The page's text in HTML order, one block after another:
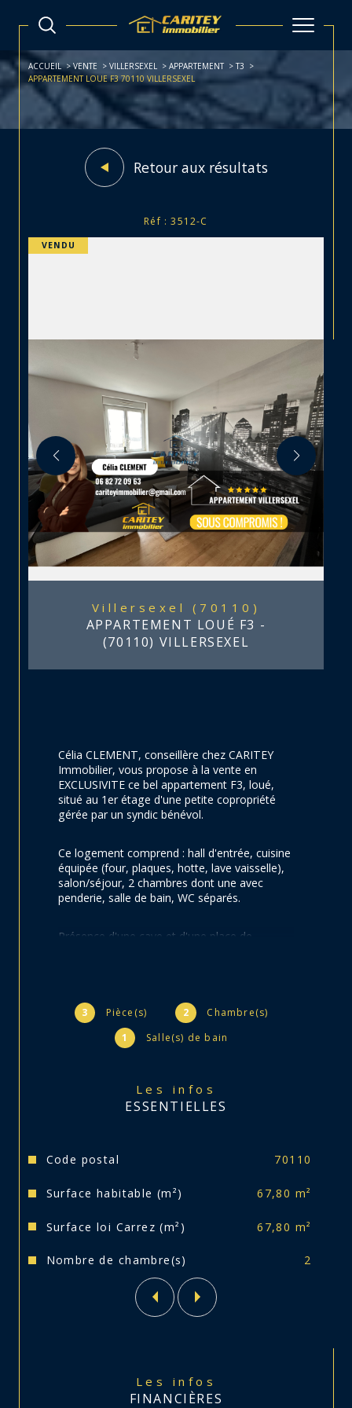
ACCUEIL VENTE VILLERSEXEL APPARTEMENT
T3
APPARTEMENT LOUE F3 70110 VILLERSEXEL
Retour aux résultats
Réf : 3512-C
VENDU
Villersexel (70110)
APPARTEMENT LOUÉ F3 -
(70110) VILLERSEXEL
3 Pièce(s) 2
Chambre(s)
1
Salle(s) de bain
Les infos
ESSENTIELLES
Caractéristiques Valeurs
Code postal 70110
Surface habitable (m²) 67,80 m²
Surface loi Carrez (m²) 67,80 m²
Nombre de chambre(s) 2
Célia CLEMENT, conseillère chez CARITEY
Immobilier, vous propose à la vente en
EXCLUSIVITE ce bel appartement F3, loué,
situé au 1er étage d'une petite copropriété
gérée par un syndic bénévol.
Ce logement comprend : hall d'entrée, cuisine
équipée (four, plaques, hotte, lave vaisselle),
salon/séjour, 2 chambres dont une avec
penderie, salle de bain, WC séparés.
Présence d'une cave et d'une place de
Appartement sans aucune vacance locative,
loué actuellement depuis le 1er juillet 2025.
communs, entretien des espaces verts,
entretien de la chaudière, ordures
Loyers mensuels = 515 €.
Rendement locatif = 7.3 %
Taxe foncière : 536 €.
Les infos
FINANCIÈRES